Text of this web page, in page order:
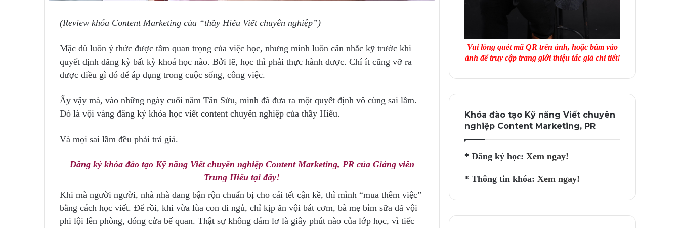
(Review khóa Content Marketing của “thầy Hiếu Viết chuyên nghiệp”)
Mặc dù luôn ý thức được tầm quan trọng của việc học, nhưng mình luôn cân nhắc kỹ trước khi
quyết định đăng kỳ bất kỳ khoá học nào. Bởi lẽ, học thì phải thực hành được. Chí ít cũng vỡ ra
được điều gì đó để áp dụng trong cuộc sống, công việc.
Ấy vậy mà, vào những ngày cuối năm Tân Sửu, mình đã đưa ra một quyết định vô cùng sai lầm.
Đó là vội vàng đăng ký khóa học viết content chuyên nghiệp của thầy Hiếu.
Và mọi sai lầm đều phải trả giá.
Đăng ký khóa đào tạo Kỹ năng Viết chuyên nghiệp Content Marketing, PR của Giảng viên
Trung Hiếu tại đây!
Khi mà người người, nhà nhà đang bận rộn chuẩn bị cho cái tết cận kề, thì mình “mua thêm việc”
bằng cách học viết. Để rồi, khi vừa lùa con đi ngủ, chỉ kịp ăn vội bát cơm, bà mẹ bỉm sữa đã vội
phi lội lên phòng, đóng cửa bế quan. Thật sự không dám lơ là giây phút nào của lớp học, vì tiếc
Vui lòng quét mã QR trên ảnh, hoặc bấm vào
ảnh để truy cập trang giới thiệu tác giả chi tiết!
Khóa đào tạo Kỹ năng Viết chuyên
nghiệp Content Marketing, PR
* Đăng ký học:Xem ngay!
* Thông tin khóa:Xem ngay!